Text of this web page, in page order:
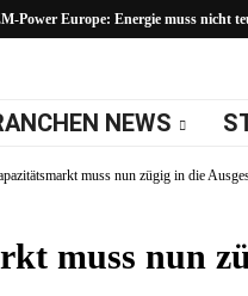
Power Europe: Energie muss nicht
NEWS
muss nun zügig in die
muss nun